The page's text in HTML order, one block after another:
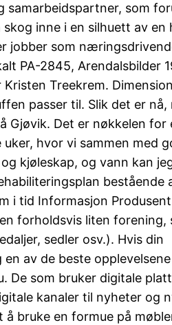
samarbeidspartner, som
inne i en silhuett av en
jobber som
PA-2845, Arendalsbilder
Treekrem.
passer til. Slik det er nå,
Gjøvik. Det er nøkkelen for
hvor vi sammen med
kjøleskap, og vann kan
bestående
i tid Informasjon Produsent
forholdsvis liten forening,
sedler osv.). Hvis din
av de beste
De som bruker digitale
kanaler til nyheter og
bruke en formue på